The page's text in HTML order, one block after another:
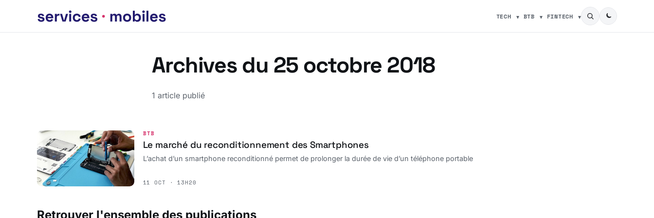
TECH BTB FINTECH
Archives du 25 octobre 2018
1 article publié
BTB
Le marché du reconditionnement des Smartphones
L’achat d’un smartphone reconditionné permet de prolonger la durée de vie d’un téléphone portable
11 OCT · 13H20
Retrouver l'ensemble des publications